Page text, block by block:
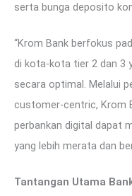
serta bunga deposito
“Krom Bank berfokus
di kota-kota tier 2 dan 3
secara optimal. Melalui
customer-centric, Krom
perbankan digital dapat
yang lebih merata dan
Tantangan Utama